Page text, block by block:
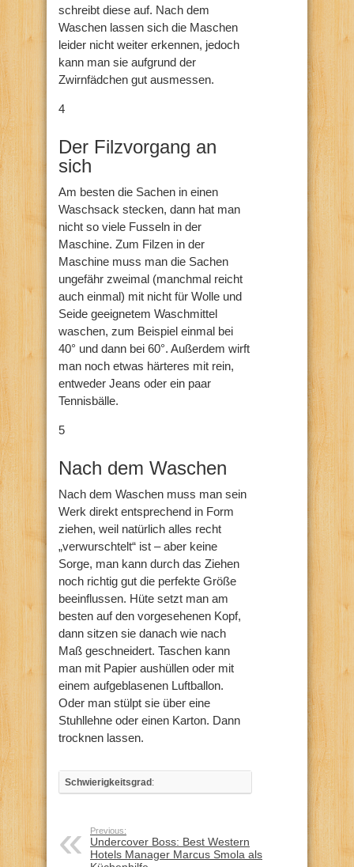
schreibt diese auf. Nach dem
Waschen lassen sich die Maschen
leider nicht weiter erkennen, jedoch
kann man sie aufgrund der
Zwirnfädchen gut ausmessen.
4
Der Filzvorgang an
sich
Am besten die Sachen in einen
Waschsack stecken, dann hat man
nicht so viele Fusseln in der
Maschine. Zum Filzen in der
Maschine muss man die Sachen
ungefähr zweimal (manchmal reicht
auch einmal) mit nicht für Wolle und
Seide geeignetem Waschmittel
waschen, zum Beispiel einmal bei
40° und dann bei 60°. Außerdem wirft
man noch etwas härteres mit rein,
entweder Jeans oder ein paar
Tennisbälle.
5
Nach dem Waschen
Nach dem Waschen muss man sein
Werk direkt entsprechend in Form
ziehen, weil natürlich alles recht
„verwurschtelt“ ist – aber keine
Sorge, man kann durch das Ziehen
noch richtig gut die perfekte Größe
beeinflussen. Hüte setzt man am
besten auf den vorgesehenen Kopf,
dann sitzen sie danach wie nach
Maß geschneidert. Taschen kann
man mit Papier aushüllen oder mit
einem aufgeblasenen Luftballon.
Oder man stülpt sie über eine
Stuhllehne oder einen Karton. Dann
trocknen lassen.
Schwierigkeitsgrad:
Previous:
Undercover Boss: Best Western
Hotels Manager Marcus Smola als